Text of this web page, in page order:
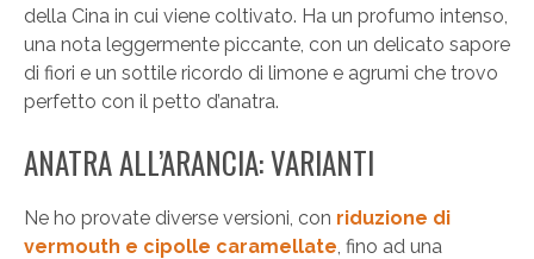
della Cina in cui viene coltivato. Ha un profumo intenso,
una nota leggermente piccante, con un delicato sapore
di fiori e un sottile ricordo di limone e agrumi che trovo
perfetto con il petto d’anatra.
ANATRA ALL’ARANCIA: VARIANTI
Ne ho provate diverse versioni, con riduzione di
vermouth e cipolle caramellate, fino ad una